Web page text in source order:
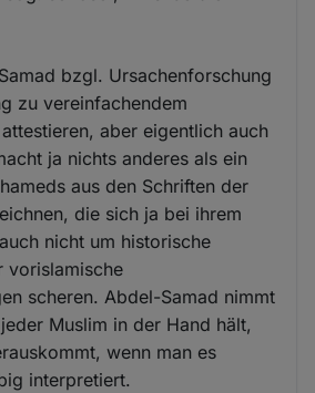
bzgl. Ursachenforschung
zu vereinfachendem
aber eigentlich auch
ja nichts anderes als ein
aus den Schriften der
die sich ja bei ihrem
nicht um historische
vorislamische
scheren. Abdel-Samad nimmt
Muslim in der Hand hält,
wenn man es
interpretiert.